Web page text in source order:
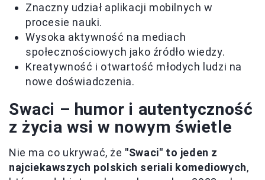
Znaczny udział aplikacji mobilnych w
procesie nauki.
Wysoka aktywność na mediach
społecznościowych jako źródło wiedzy.
Kreatywność i otwartość młodych ludzi na
nowe doświadczenia.
Swaci – humor i autentyczność
z życia wsi w nowym świetle
Nie ma co ukrywać, że "Swaci" to jeden z
najciekawszych polskich seriali komediowych,